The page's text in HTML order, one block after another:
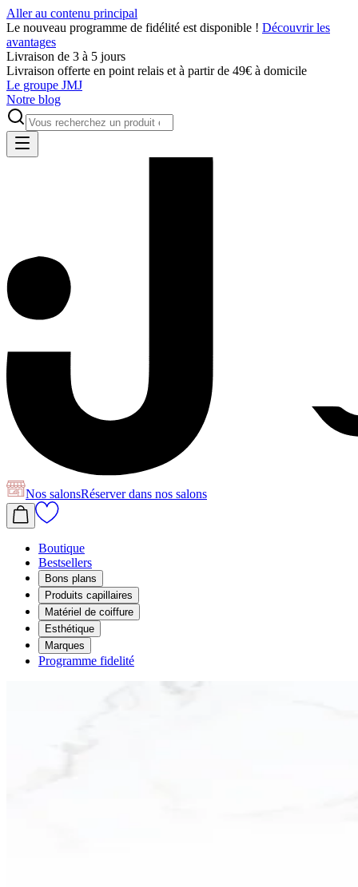
Aller au contenu principal
Le nouveau programme de fidélité est disponible ! Découvrir les
avantages
Livraison de 3 à 5 jours
Livraison offerte en point relais et à partir de 49€ à domicile
Le groupe JMJ
Notre blog
Nos salonsRéserverdans nos salons
Boutique
Bestsellers
Bons plans
Produits capillaires
Matériel de coiffure
Esthétique
Marques
Programme fidelité